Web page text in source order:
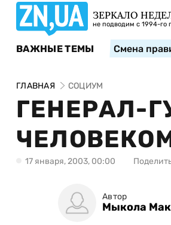
ЗЕРКАЛО
не подводим с 1994-го
ВАЖНЫЕ ТЕМЫ Смена
ГЛАВНАЯ СОЦИУМ
ГЕНЕРАЛ-
17 января, 2003, 00:00
Автор
Мыкола